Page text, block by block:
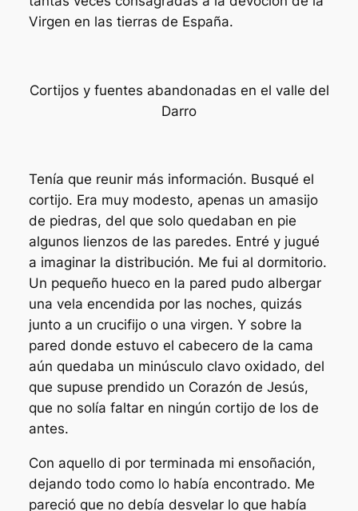
Virgen en las tierras de España.
Cortijos y fuentes abandonadas en el valle del
Darro
Tenía que reunir más información. Busqué el
cortijo. Era muy modesto, apenas un amasijo
de piedras, del que solo quedaban en pie
algunos lienzos de las paredes. Entré y jugué
a imaginar la distribución. Me fui al dormitorio.
Un pequeño hueco en la pared pudo albergar
una vela encendida por las noches, quizás
junto a un crucifijo o una virgen. Y sobre la
pared donde estuvo el cabecero de la cama
aún quedaba un minúsculo clavo oxidado, del
que supuse prendido un Corazón de Jesús,
que no solía faltar en ningún cortijo de los de
antes.
Con aquello di por terminada mi ensoñación,
dejando todo como lo había encontrado. Me
pareció que no debía desvelar lo que había